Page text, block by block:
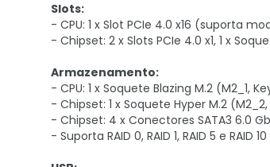
Slots:
- CPU: 1 x Slot PCIe 4.0 x16 (suporta
- Chipset: 2 x Slots PCIe 4.0 x1, 1 x
Armazenamento:
- CPU: 1 x Soquete Blazing M.2 (M2_1,
- Chipset: 1 x Soquete Hyper M.2
- Chipset: 4 x Conectores SATA3 6.0
- Suporta RAID 0, RAID 1, RAID 5 e